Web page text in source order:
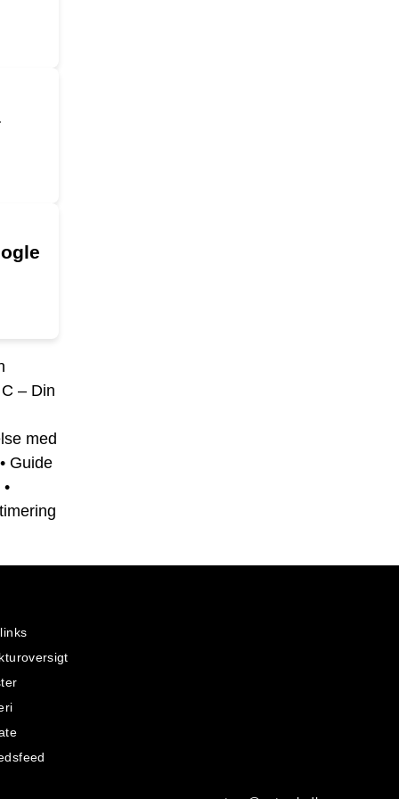
– Din
med
Guide
•